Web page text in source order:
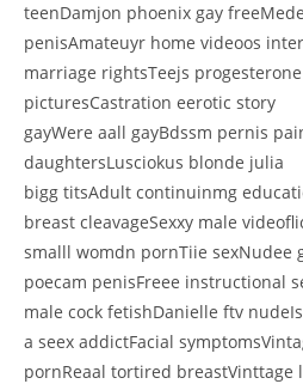
teenDamjon phoenix gay
penisAmateuyr home videoos
marriage rightsTeejs
picturesCastration eerotic story
gayWere aall gayBdssm pernis
daughtersLusciokus blonde julia
bigg titsAdult continuinmg
breast cleavageSexxy male
smalll womdn pornTiie sexNudee
poecam penisFreee instructional
male cock fetishDanielle ftv
a seex addictFacial
pornReaal tortired breastVinttage